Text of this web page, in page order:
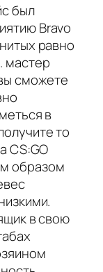
был
Bravo
равно
мастер
сможете
в
то
CS:GO
образом
в свою